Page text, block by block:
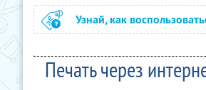
Узнай, как
Печать через